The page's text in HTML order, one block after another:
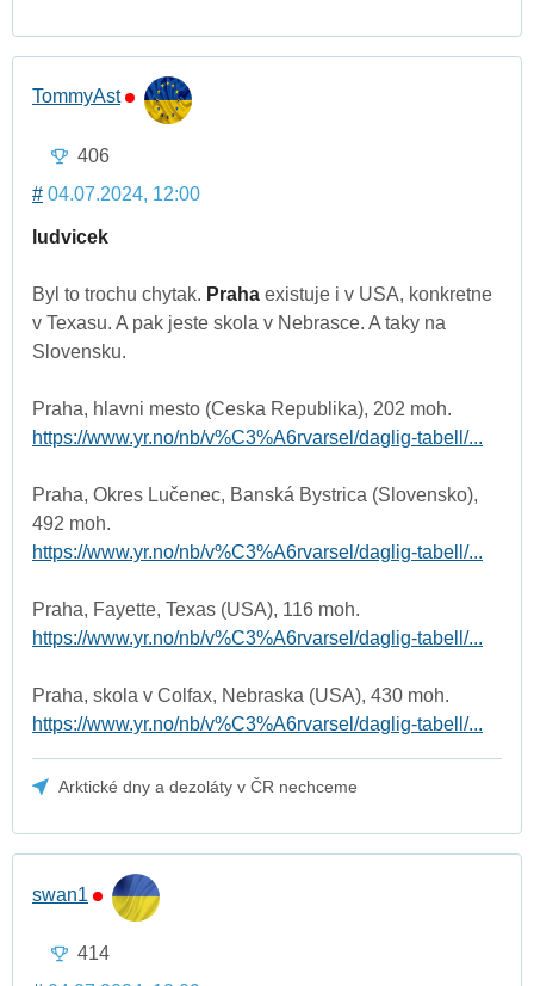
TommyAst
406
# 04.07.2024, 12:00
ludvicek
Byl to trochu chytak. Praha existuje i v USA, konkretne
v Texasu. A pak jeste skola v Nebrasce. A taky na
Slovensku.
Praha, hlavni mesto (Ceska Republika), 202 moh.
https://www.yr.no/nb/v%C3%A6rvarsel/daglig-tabell/...
Praha, Okres Lučenec, Banská Bystrica (Slovensko),
492 moh.
https://www.yr.no/nb/v%C3%A6rvarsel/daglig-tabell/...
Praha, Fayette, Texas (USA), 116 moh.
https://www.yr.no/nb/v%C3%A6rvarsel/daglig-tabell/...
Praha, skola v Colfax, Nebraska (USA), 430 moh.
https://www.yr.no/nb/v%C3%A6rvarsel/daglig-tabell/...
Arktické dny a dezoláty v ČR nechceme
swan1
414